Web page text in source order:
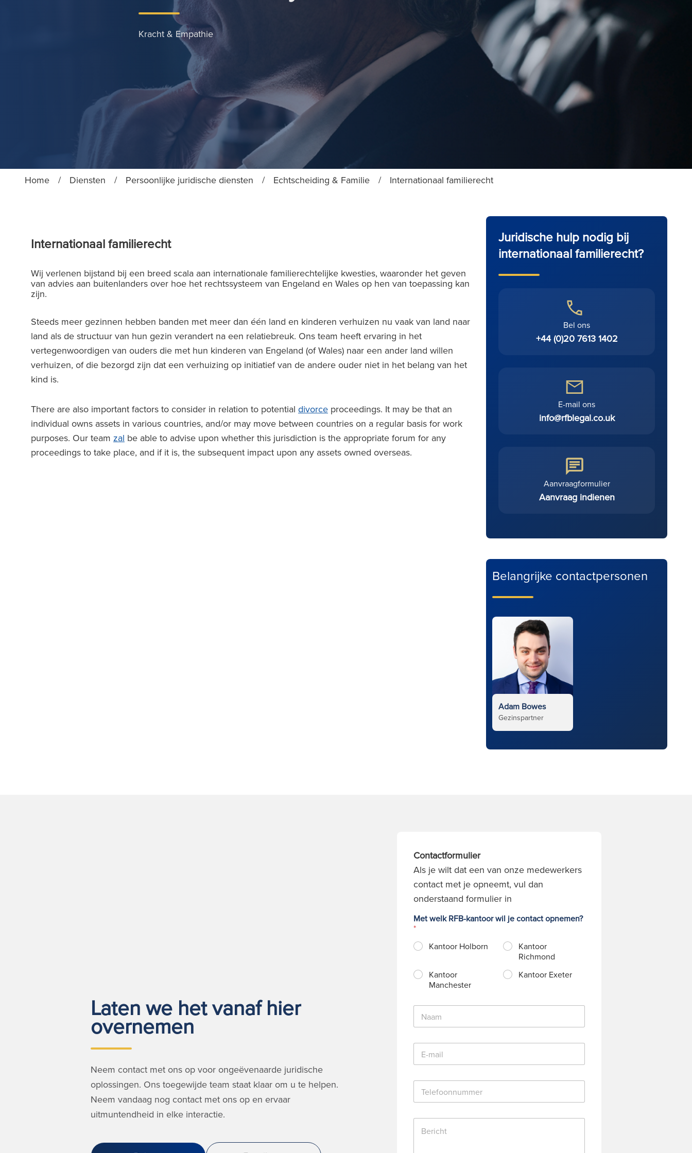
Kracht & Empathie
Home / Diensten / Persoonlijke juridische diensten / Echtscheiding & Familie / Internationaal familierecht
Internationaal familierecht
Wij verlenen bijstand bij een breed scala aan internationale familierechtelijke kwesties, waaronder het geven
van advies aan buitenlanders over hoe het rechtssysteem van Engeland en Wales op hen van toepassing kan
zijn.
Steeds meer gezinnen hebben banden met meer dan één land en kinderen verhuizen nu vaak van land naar
land als de structuur van hun gezin verandert na een relatiebreuk. Ons team heeft ervaring in het
vertegenwoordigen van ouders die met hun kinderen van Engeland (of Wales) naar een ander land willen
verhuizen, of die bezorgd zijn dat een verhuizing op initiatief van de andere ouder niet in het belang van het
kind is.
There are also important factors to consider in relation to potential divorce proceedings. It may be that an
individual owns assets in various countries, and/or may move between countries on a regular basis for work
purposes. Our team zal be able to advise upon whether this jurisdiction is the appropriate forum for any
proceedings to take place, and if it is, the subsequent impact upon any assets owned overseas.
Juridische hulp nodig bij
internationaal familierecht?
Bel ons
+44 (0)20 7613 1402
E-mail ons
info@rfblegal.co.uk
Aanvraagformulier
Aanvraag indienen
Belangrijke contactpersonen
Adam Bowes
Gezinspartner
Laten we het vanaf hier
overnemen
Neem contact met ons op voor ongeëvenaarde juridische
oplossingen. Ons toegewijde team staat klaar om u te helpen.
Neem vandaag nog contact met ons op en ervaar
uitmuntendheid in elke interactie.
Contactformulier
Als je wilt dat een van onze medewerkers
contact met je opneemt, vul dan
onderstaand formulier in
Met welk RFB-kantoor wil je contact opnemen?
*
Kantoor Holborn
Kantoor
Richmond
Kantoor
Manchester
Kantoor Exeter
N
a
E
m
*
T
l
B